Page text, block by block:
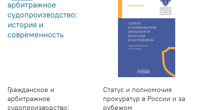
Гражданское и
арбитражное
судопроизводство:
Статус и полномочия
прокуратур в России и за
рубежом